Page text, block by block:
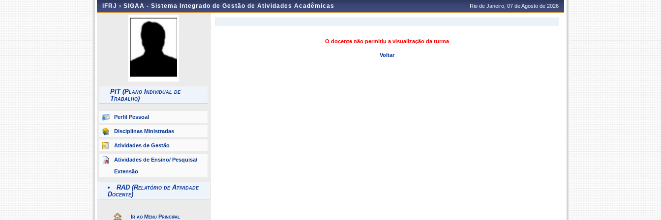
IFRJ › SIGAA - Sistema Integrado de Gestão de Atividades Acadêmicas Rio de Janeiro, 07 de Agosto de 2026
PIT (Plano Individual de
Trabalho)
Perfil Pessoal
Disciplinas Ministradas
Atividades de Gestão
Atividades de Ensino/ Pesquisa/
Extensão
RAD (Relatório de Atividade
Docente)
Ir ao Menu Principal
-
O docente não permitiu a visualização da turma
Voltar